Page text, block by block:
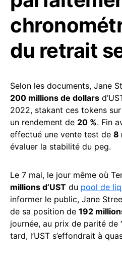
du retrait
Selon les documents, Jane
200 millions de dollars
2022, stakant ces tokens sur
un rendement de 20 %. Fin
effectué une vente test de 8
évaluer la stabilité du peg.
Le 7 mai, le jour même où
millions d’UST du pool de
informer le public, Jane
de sa position de 192
journée, au prix de parité de
tard, l’UST s’effondrait à